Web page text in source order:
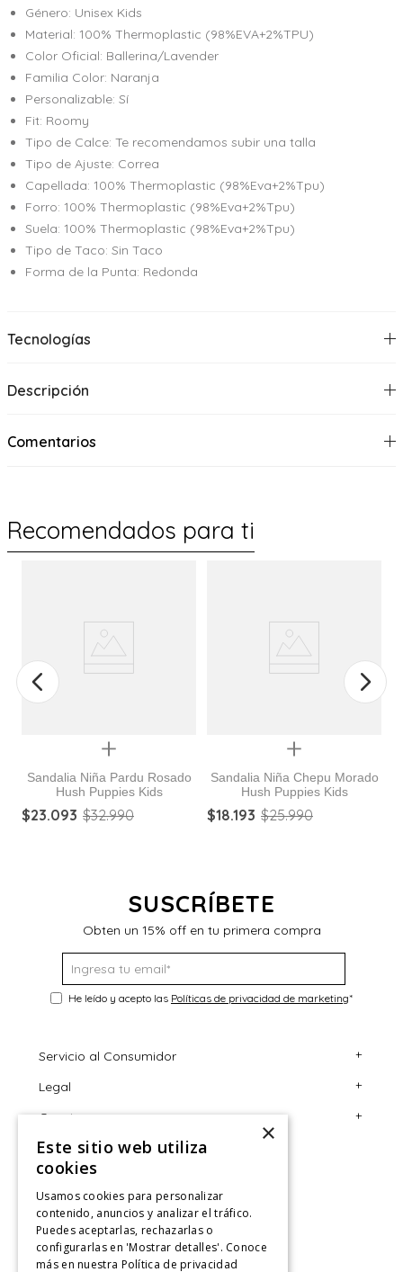
Género: Unisex Kids
Material: 100% Thermoplastic (98%EVA+2%TPU)
Color Oficial: Ballerina/Lavender
Familia Color: Naranja
Personalizable: Sí
Fit: Roomy
Tipo de Calce: Te recomendamos subir una talla
Tipo de Ajuste: Correa
Capellada: 100% Thermoplastic (98%Eva+2%Tpu)
Forro: 100% Thermoplastic (98%Eva+2%Tpu)
Suela: 100% Thermoplastic (98%Eva+2%Tpu)
Tipo de Taco: Sin Taco
Forma de la Punta: Redonda
Tecnologías
Descripción
Comentarios
Recomendados para ti
Quickview
Sandalia Niña Pardu Rosado
Hush Puppies Kids
$23.093 $32.990
Quickview
Sandalia Niña Chepu Morado
Hush Puppies Kids
$18.193 $25.990
SUSCRÍBETE
Obten un 15% off en tu primera compra
He leído y acepto las Políticas de privacidad de marketing*
Servicio al Consumidor +
Centro de Ayuda
Contáctanos
Giftcard
Retiro en tienda
Tiendas
CyberMonday
Legal +
Términos y Condiciones
Políticas de Despacho
Cambios, Retracto y Garantía
Políticas de Privacidad
Política de Privacidad de Marketing
Cuenta +
Mi Cuenta
Sigue tu compra
Historial de Compras
¿Dónde viene mi compra?
×
Este sitio web utiliza
cookies
Usamos cookies para personalizar
contenido, anuncios y analizar el tráfico.
Puedes aceptarlas, rechazarlas o
configurarlas en 'Mostrar detalles'. Conoce
más en nuestra Política de privacidad